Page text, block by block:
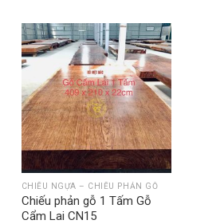
CHIẾU NGỰA – CHIẾU PHẢN GỖ
Chiếu phản gỗ 1 Tấm Gỗ
Cẩm Lai CN15